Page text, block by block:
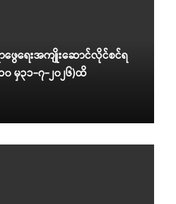
ေရေးအကျိုးဆောင်လိုင်စင်ရ
၀ မှ၃၁-၇-၂၀၂၆)ထိ